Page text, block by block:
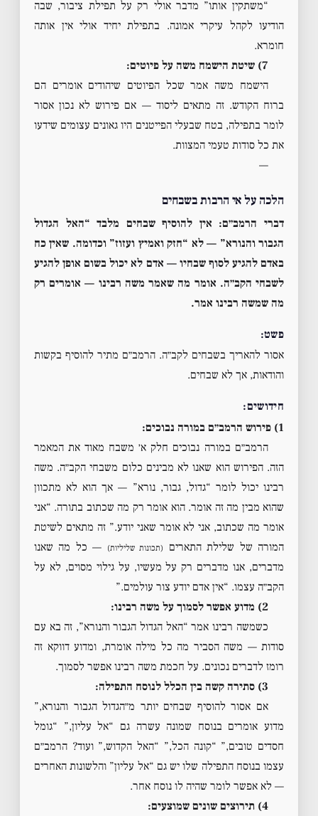
“משתקין אותו” מדבר אולי רק על תפילת ציבור, שבה
הודיעו לקהל עיקרי אמונה. בתפילת יחיד אולי אין אותה
חומרא.
7) שיטת הישמח משה על פיוטים:
הישמח משה אמר שכל הפיוטים שיהודים אומרים הם
ברוח הקודש. זה מתאים ליסוד — אם פירוש לא נכון אסור
לומר בתפילה, בטח שבעלי הפייטנים היו גאונים עצומים שידעו
את כל סודות טעמי המצוות.
—
הלכה על אי הרבות בשבחים
דברי הרמב״ם: אין להוסיף שבחים מלבד “האל הגדול
הגבור והנורא” — לא “חזק ואמיץ ועזוז” וכדומה. שאין כח
באדם להגיע לסוף שבחיו — אדם לא יכול בשום אופן להגיע
לשבחי הקב״ה. אומר מה שאמר משה רבינו — אומרים רק
מה שמשה רבינו אמר.
פשט:
אסור להאריך בשבחים לקב״ה. הרמב״ם מתיר להוסיף בקשות
והודאות, אך לא שבחים.
חידושים:
1) פירוש הרמב״ם במורה נבוכים:
הרמב״ם במורה נבוכים חלק א׳ משבח מאוד את המאמר
הזה. הפירוש הוא שאנו לא מבינים כלום משבחי הקב״ה. משה
רבינו יכול לומר “גדול, גבור, נורא” — אך הוא לא מתכוון
שהוא מבין מה זה אומר. הוא אומר רק מה שכתוב בתורה. “אני
אומר מה שכתוב, אני לא אומר שאני יודע.” זה מתאים לשיטת
המורה של שלילת התארים
(תכונות שליליות) — כל מה שאנו
מדברים, אנו מדברים רק על מעשיו, על גילוי מסוים, לא על
הקב״ה עצמו. “אין אדם יודע צור עולמים.”
2) מדוע אפשר לסמוך על משה רבינו:
כשמשה רבינו אמר “האל הגדול הגבור והנורא”, זה בא עם
סודות — משה הסביר מה כל מילה אומרת, ומדוע דווקא זה
רומז לדברים נכונים. על חכמת משה רבינו אפשר לסמוך.
3) סתירה קשה בין הכלל לנוסח התפילה:
אם אסור להוסיף שבחים יותר מ״הגדול הגבור והנורא,”
מדוע אומרים בנוסח שמונה עשרה גם “אל עליון,” “גומל
חסדים טובים,” “קונה הכל,” “האל הקדוש,” ועוד? הרמב״ם
עצמו בנוסח התפילה שלו יש גם “אל עליון” והלשונות האחרים
— לא אפשר לומר שהיה לו נוסח אחר.
4) תירוצים שונים שמוצעים: